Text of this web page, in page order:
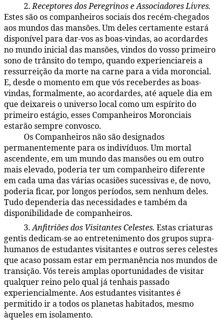
2.Receptores dos Peregrinos e Associadores Livres.
Estes são os companheiros sociais dos recém-chegados
aos mundos das mansões. Um deles certamente estará
disponível para dar-vos as boas-vindas, ao acordardes
no mundo inicial das mansões, vindos do vosso primeiro
sono de trânsito do tempo, quando experienciareis a
ressurreição da morte na carne para a vida moroncial.
E, desde o momento em que vós receberdes as boas-
vindas, formalmente, ao acordardes, até aquele dia em
que deixareis o universo local como um espírito do
primeiro estágio, esses Companheiros Moronciais
estarão sempre convosco.
Os Companheiros não são designados
permanentemente para os indivíduos. Um mortal
ascendente, em um mundo das mansões ou em outro
mais elevado, poderia ter um companheiro diferente
em cada uma das várias ocasiões sucessivas e, de novo,
poderia ficar, por longos períodos, sem nenhum deles.
Tudo dependeria das necessidades e também da
disponibilidade de companheiros.
3.Anfitriões dos Visitantes Celestes. Estas criaturas
gentis dedicam-se ao entretenimento dos grupos supra-
humanos de estudantes visitantes e outros seres celestes
que acaso possam estar em permanência nos mundos de
transição. Vós tereis amplas oportunidades de visitar
qualquer reino pelo qual já tenhais passado
experiencialmente. Aos estudantes visitantes é
permitido ir a todos os planetas habitados, mesmo
àqueles em isolamento.